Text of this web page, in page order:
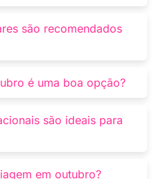
exterior com clima
e eventos
são recomendados
tranquilas e cidades
as idades são ótimas
é uma boa opção?
acessíveis e menos
um ótimo mês para
são ideais para
do Caribe e destinos
em outubro?